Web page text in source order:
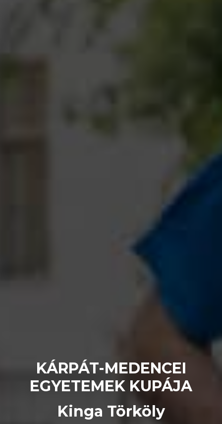
KÁRPÁT-MEDENCEI
EGYETEMEK KUPÁJA
Kinga Törköly